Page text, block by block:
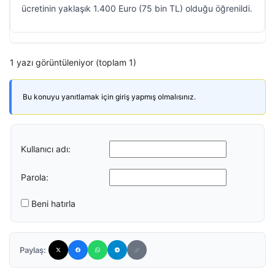
ücretinin yaklaşık 1.400 Euro (75 bin TL) olduğu öğrenildi.
1 yazı görüntüleniyor (toplam 1)
Bu konuyu yanıtlamak için giriş yapmış olmalısınız.
Kullanıcı adı:
Parola:
Beni hatırla
Paylaş: